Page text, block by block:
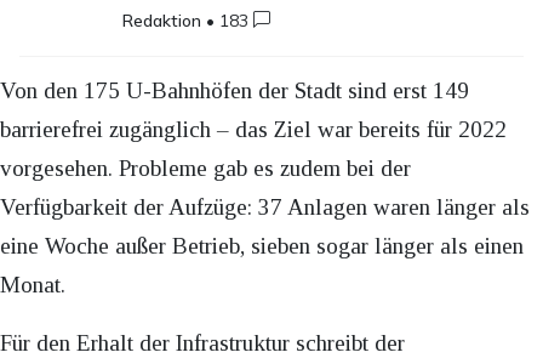
Redaktion • 183
Von den 175 U-Bahnhöfen der Stadt sind erst 149
barrierefrei zugänglich – das Ziel war bereits für 2022
vorgesehen. Probleme gab es zudem bei der
Verfügbarkeit der Aufzüge: 37 Anlagen waren länger als
eine Woche außer Betrieb, sieben sogar länger als einen
Monat.
Für den Erhalt der Infrastruktur schreibt der